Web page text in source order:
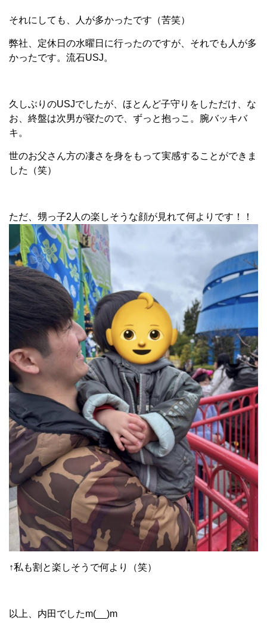
それにしても、人が多かったです（苦笑）
弊社、定休日の水曜日に行ったのですが、それでも人が多
かったです。流石USJ。
久しぶりのUSJでしたが、ほとんど子守りをしただけ、な
お、終盤は次男が寝たので、ずっと抱っこ。腕バッキバ
キ。
世のお父さん方の凄さを身をもって実感することができま
した（笑）
ただ、甥っ子2人の楽しそうな顔が見れて何よりです！！
↑私も割と楽しそうで何より（笑）
以上、内田でしたm(__)m